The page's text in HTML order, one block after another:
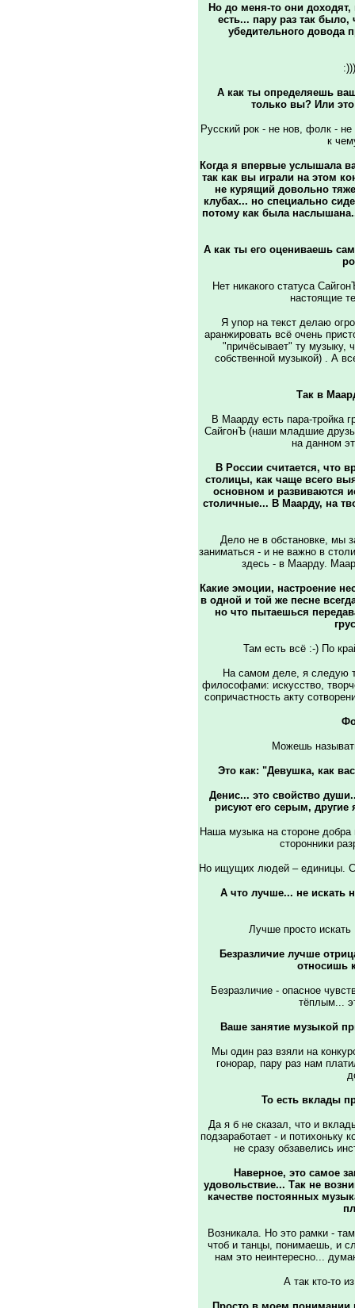
Но до меня-то они
есть... пару раз так было,
убедительного довода
А как ты определяешь
только вы? Или
Русский рок - не нов, фолк -
к
Когда я впервые услышала
так как вы играли на этом
не курящий довольно
клубах... но специально
потому как была
А как ты его оцениваешь
Нет никакого статуса
настоящие
Я упор на текст делаю
аранжировать всё очень
"причёсывает" ту музыку,
собственной музыкой) . А
Так в
В Маарду есть пара-тройка
СайгонЪ (наши младшие
на данном
В России считается, что
столицы, как чаще всего
основном и развиваются
столичные... В Маарду, на
Дело не в обстановке, мы
заниматься - и не важно в
здесь - в Маарду.
Какие эмоции, настроение
в одной и той же песне
но что пытаешься
Там есть всё :-) По
На самом деле, я следую
философами: искусство,
сопричастность акту
Можешь
Это как: "Девушка, как
Денис... это свойство
рисуют его серым,
Наша музыка на стороне
сторонники
Но ищущих людей – единицы.
А что лучше... не искать
Лучше просто
Безразличие лучше
относишь
Безразличие - опасное
тёплым...
Ваше занятие музыкой
Мы один раз взяли на
гонорар, пару раз нам
То есть вклады
Да я б не сказал, что и
подзаработает - и потихоньку
не сразу обзавелись
Наверное, это самое
удовольствие... Так не
качестве постоянных
Возникала. Но это рамки -
чтоб и танцы, понимаешь, и
нам это неинтересно...
А так кто-то